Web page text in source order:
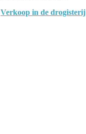
Verkoop in de drogisterij